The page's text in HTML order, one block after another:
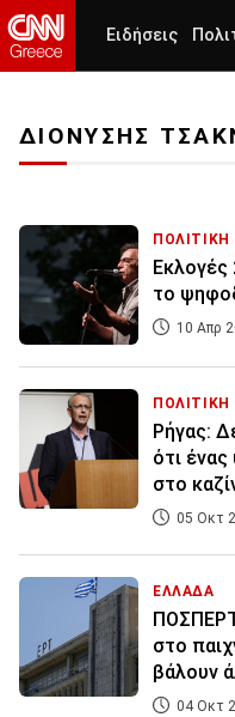
Ειδήσεις
ΔΙΟΝΥΣΗΣ
ΠΟΛΙΤΙΚΗ
Εκλογές
το
10 Απρ
ΠΟΛΙΤΙΚΗ
Ρήγας:
ότι
στο
05 Οκτ
ΕΛΛΑΔΑ
στο
βάλουν
04 Οκτ